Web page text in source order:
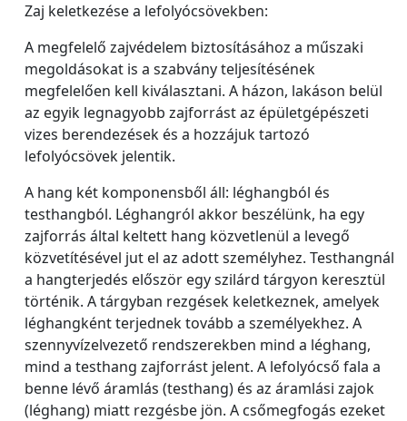
Zaj keletkezése a lefolyócsövekben:
A megfelelő zajvédelem biztosításához a műszaki
megoldásokat is a szabvány teljesítésének
megfelelően kell kiválasztani. A házon, lakáson belül
az egyik legnagyobb zajforrást az épületgépészeti
vizes berendezések és a hozzájuk tartozó
lefolyócsövek jelentik.
A hang két komponensből áll: léghangból és
testhangból. Léghangról akkor beszélünk, ha egy
zajforrás által keltett hang közvetlenül a levegő
közvetítésével jut el az adott személyhez. Testhangnál
a hangterjedés először egy szilárd tárgyon keresztül
történik. A tárgyban rezgések keletkeznek, amelyek
léghangként terjednek tovább a személyekhez. A
szennyvízelvezető rendszerekben mind a léghang,
mind a testhang zajforrást jelent. A lefolyócső fala a
benne lévő áramlás (testhang) és az áramlási zajok
(léghang) miatt rezgésbe jön. A csőmegfogás ezeket